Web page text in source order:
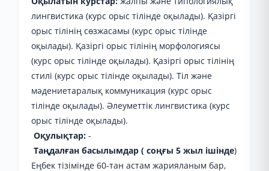
лингвистика (курс орыс тілінде оқылады). Қазіргі
орыс тілінің сөзжасамы (курс орыс тілінде
оқылады). Қазіргі орыс тілінің морфологиясы
(курс орыс тілінде оқылады). Қазіргі орыс тілінің
стилі (курс орыс тілінде оқылады). Тіл және
мәдениетаралық коммуникация (курс орыс
тілінде оқылады). Әлеуметтік лингвистика (курс
орыс тілінде оқылады).
Оқулықтар: -
Таңдалған басылымдар ( соңғы 5 жыл ішінде)
Еңбек тізімінде 60-тан астам жарияланым бар,